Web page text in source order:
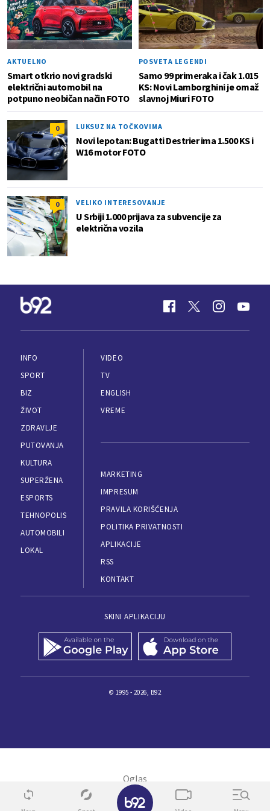
AKTUELNO
Smart otkrio novi gradski
električni automobil na
potpuno neobičan način FOTO
POSVETA LEGENDI
Samo 99 primeraka i čak 1.015
KS: Novi Lamborghini je omaž
slavnoj Miuri FOTO
0 LUKSUZ NA TOČKOVIMA
Novi lepotan: Bugatti Destrier ima 1.500 KS i
W16 motor FOTO
0 VELIKO INTERESOVANJE
U Srbiji 1.000 prijava za subvencije za
električna vozila
INFO
SPORT
BIZ
ŽIVOT
ZDRAVLJE
PUTOVANJA
KULTURA
SUPERŽENA
ESPORTS
TEHNOPOLIS
AUTOMOBILI
LOKAL
VIDEO
TV
ENGLISH
VREME
MARKETING
IMPRESUM
PRAVILA KORIŠĆENJA
POLITIKA PRIVATNOSTI
APLIKACIJE
RSS
KONTAKT
SKINI APLIKACIJU
© 1995 - 2026, B92
✕